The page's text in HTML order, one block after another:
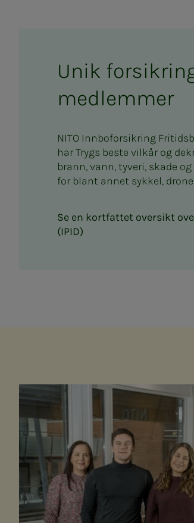
Unik
medlemmer
NITO Innboforsikring
har Trygs beste vilkår og
brann, vann, tyveri, skade
for blant annet sykkel,
Se en kortfattet oversikt
(IPID)